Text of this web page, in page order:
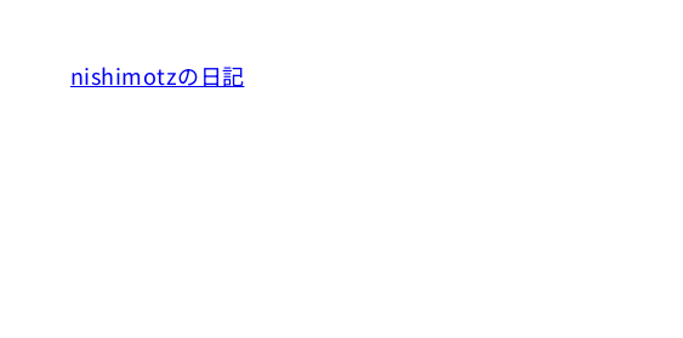
nishimotzの日記